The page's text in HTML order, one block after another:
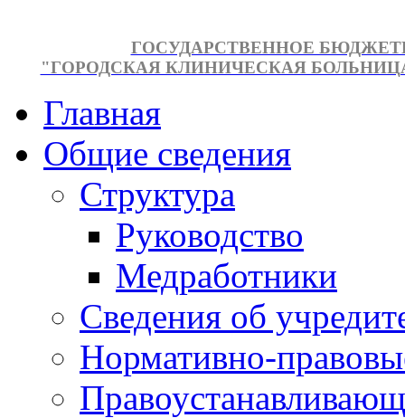
ГОСУДАРСТВЕННОЕ
"ГОРОДСКАЯ КЛИНИЧЕСКАЯ
Главная
Общие сведения
Структура
Руководство
Медработники
Сведения об
Нормативно-